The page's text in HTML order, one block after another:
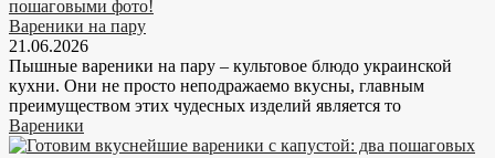
Вареники на пару
21.06.2026
Пышные вареники на пару – культовое блюдо украинской
кухни. Они не просто неподражаемо вкусны, главным
преимуществом этих чудесных изделий является то
Вареники